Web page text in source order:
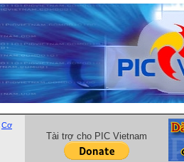
Cơ
Tài trợ cho PIC Vietnam